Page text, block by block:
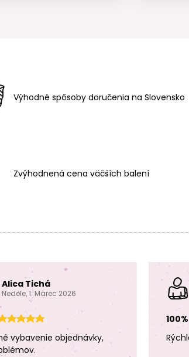
Koráliky z
minerálu
2mm
Výhodné spôsoby doručenia na Slovensko
Zvýhodnená cena väčších balení
Alica Tichá
Neděle, 1. Marec 2026
vybavenie objednávky,
100%